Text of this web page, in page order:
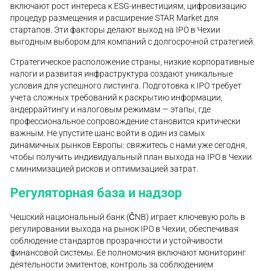
включают рост интереса к ESG-инвестициям, цифровизацию
процедур размещения и расширение STAR Market для
стартапов. Эти факторы делают выход на IPO в Чехии
выгодным выбором для компаний с долгосрочной стратегией.
Стратегическое расположение страны, низкие корпоративные
налоги и развитая инфраструктура создают уникальные
условия для успешного листинга. Подготовка к IPO требует
учета сложных требований к раскрытию информации,
андеррайтингу и налоговым режимам — этапы, где
профессиональное сопровождение становится критически
важным. Не упустите шанс войти в один из самых
динамичных рынков Европы: свяжитесь с нами уже сегодня,
чтобы получить индивидуальный план выхода на IPO в Чехии
с минимизацией рисков и оптимизацией затрат.
Регуляторная база и надзор
Чешский национальный банк (ČNB) играет ключевую роль в
регулировании выхода на рынок IPO в Чехии, обеспечивая
соблюдение стандартов прозрачности и устойчивости
финансовой системы. Ее полномочия включают мониторинг
деятельности эмитентов, контроль за соблюдением